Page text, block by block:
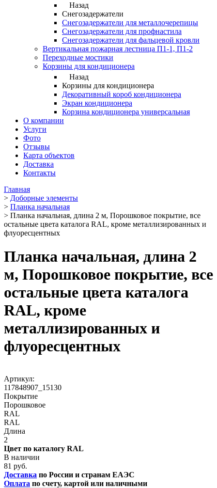
Назад
Снегозадержатели
Снегозадержатели для металлочерепицы
Снегозадержатели для профнастила
Снегозадержатели для фальцевой кровли
Вертикальная пожарная лестница П1-1, П1-2
Переходные мостики
Корзины для кондиционера
Назад
Корзины для кондиционера
Декоративный короб кондиционера
Экран кондиционера
Корзина кондиционера универсальная
О компании
Услуги
Фото
Отзывы
Карта объектов
Доставка
Контакты
Главная
> Доборные элементы
> Планка начальная
> Планка начальная, длина 2 м, Порошковое покрытие, все
остальные цвета каталога RAL, кроме металлизированных и
флуоресцентных
Планка начальная, длина 2
м, Порошковое покрытие, все
остальные цвета каталога
RAL, кроме
металлизированных и
флуоресцентных
Артикул:
117848907_15130
Покрытие
Порошковое
RAL
RAL
Длина
2
Цвет по каталогу RAL
В наличии
81 руб.
Доставка по России и странам ЕАЭС
Оплата по счету, картой или наличными